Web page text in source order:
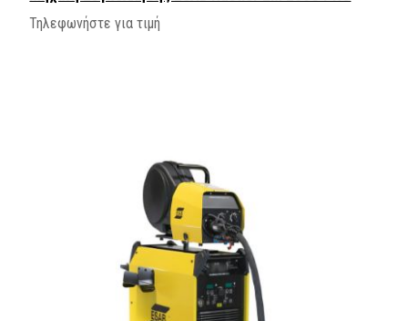
Τηλεφωνήστε για τιμή